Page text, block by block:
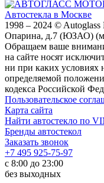
Автостекла в Москве
1998 – 2024 ©
Опарина, д.7 (ЮЗАО)
Обращаем ваше
на сайте носят
ни при каких условиях
определяемой
кодекса Российской
Пользовательское
Карта сайта
Найти автостекло по
Бренды автостекол
Заказать звонок
+7 495 925-75-97
с 8:00 до 23:00
без выходных